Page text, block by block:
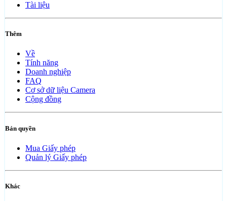
Tài liệu
Thêm
Về
Tính năng
Doanh nghiệp
FAQ
Cơ sở dữ liệu Camera
Cộng đồng
Bản quyền
Mua Giấy phép
Quản lý Giấy phép
Khác